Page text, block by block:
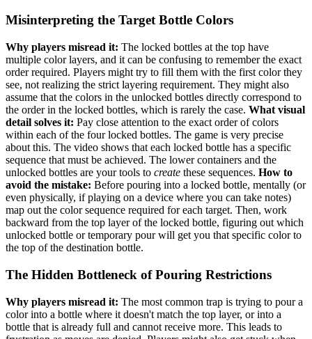
Misinterpreting the Target Bottle Colors
Why players misread it: The locked bottles at the top have
multiple color layers, and it can be confusing to remember the exact
order required. Players might try to fill them with the first color they
see, not realizing the strict layering requirement. They might also
assume that the colors in the unlocked bottles directly correspond to
the order in the locked bottles, which is rarely the case. What visual
detail solves it: Pay close attention to the exact order of colors
within each of the four locked bottles. The game is very precise
about this. The video shows that each locked bottle has a specific
sequence that must be achieved. The lower containers and the
unlocked bottles are your tools to create these sequences. How to
avoid the mistake: Before pouring into a locked bottle, mentally (or
even physically, if playing on a device where you can take notes)
map out the color sequence required for each target. Then, work
backward from the top layer of the locked bottle, figuring out which
unlocked bottle or temporary pour will get you that specific color to
the top of the destination bottle.
The Hidden Bottleneck of Pouring Restrictions
Why players misread it: The most common trap is trying to pour a
color into a bottle where it doesn't match the top layer, or into a
bottle that is already full and cannot receive more. This leads to